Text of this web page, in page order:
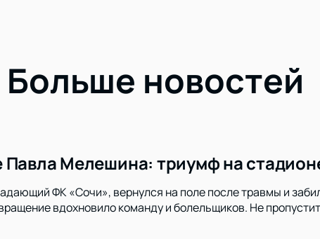
Больше новостей
Павла Мелешина: триумф на
ФК «Сочи», вернулся на поле после травмы и
вдохновило команду и болельщиков. Не